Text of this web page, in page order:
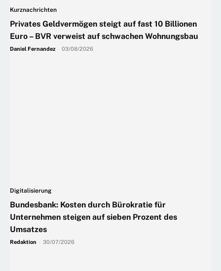
Kurznachrichten
Privates Geldvermögen steigt auf fast 10 Billionen
Euro – BVR verweist auf schwachen Wohnungsbau
Daniel Fernandez 03/08/2026
Digitalisierung
Bundesbank: Kosten durch Bürokratie für
Unternehmen steigen auf sieben Prozent des
Umsatzes
Redaktion 30/07/2026